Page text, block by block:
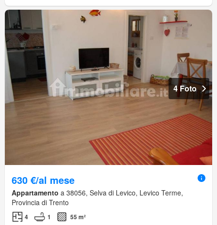
4 Foto
630 €/al mese
Appartamento a 38056, Selva di Levico, Levico Terme,
Provincia di Trento
4 1
55 m²